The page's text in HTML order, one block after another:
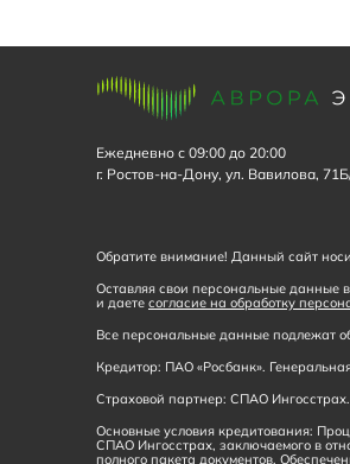
Ежедневно с 09:00 до 20:00
г. Ростов-на-Дону, ул. Вавилова,
Обратите внимание! Данный сайт
Оставляя свои персональные данные
и даете согласие на обработку
Все персональные данные подлежат
Кредитор: ПАО «Росбанк».
Страховой партнер: СПАО
Основные условия кредитования:
СПАО Ингосстрах, заключаемого в
полного пакета документов.